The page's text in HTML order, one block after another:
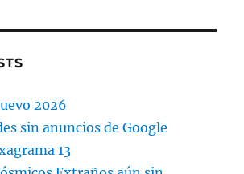
2026
sin anuncios de Google
13